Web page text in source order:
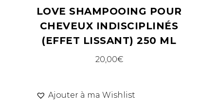
LOVE SHAMPOOING POUR
CHEVEUX INDISCIPLINÉS
(EFFET LISSANT) 250 ML
20,00€
Ajouter à ma Wishlist